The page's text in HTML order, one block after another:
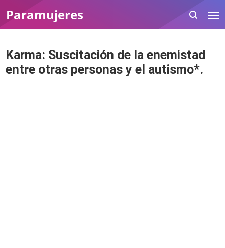
Paramujeres
Karma: Suscitación de la enemistad
entre otras personas y el autismo*.